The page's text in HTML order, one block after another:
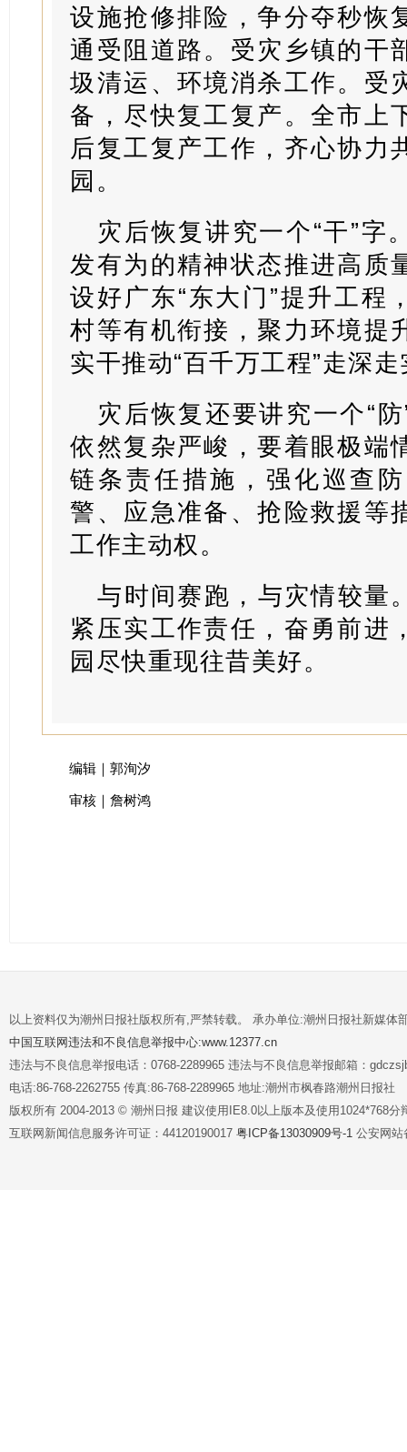
设施抢修排险，争分夺秒恢
通受阻道路。受灾乡镇的干
圾清运、环境消杀工作。受
备，尽快复工复产。全市上
后复工复产工作，齐心协力
园。
灾后恢复讲究一个“干”字
发有为的精神状态推进高质
设好广东“东大门”提升工程
村等有机衔接，聚力环境提
实干推动“百千万工程”走深
灾后恢复还要讲究一个“
依然复杂严峻，要着眼极端
链条责任措施，强化巡查
警、应急准备、抢险救援等
工作主动权。
与时间赛跑，与灾情较量
紧压实工作责任，奋勇前进
园尽快重现往昔美好。
编辑｜郭洵汐
审核｜詹树鸿
以上资料仅为潮州日报社版权所有,严禁转载。 承办单位:潮州日报社新媒体
中国互联网违法和不良信息举报中心:www.12377.cn
违法与不良信息举报电话：0768-2289965 违法与不良信息举报邮箱：
电话:86-768-2262755 传真:86-768-2289965 地址:潮州市枫春路潮州日报社
版权所有 2004-2013 © 潮州日报 建议使用IE8.0以上版本及使用1024*768分
互联网新闻信息服务许可证：44120190017 粤ICP备13030909号-1 公安网站